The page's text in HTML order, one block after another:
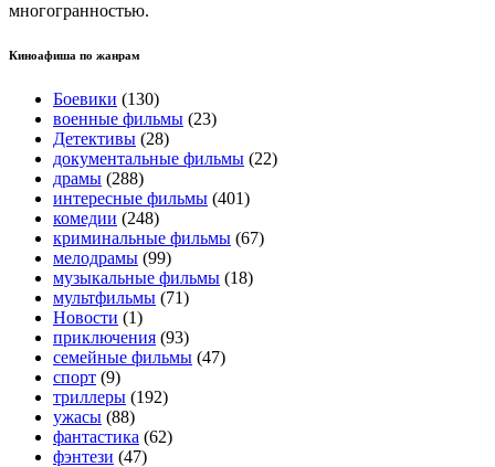
многогранностью.
Киноафиша по жанрам
Боевики (130)
военные фильмы (23)
Детективы (28)
документальные фильмы (22)
драмы (288)
интересные фильмы (401)
комедии (248)
криминальные фильмы (67)
мелодрамы (99)
музыкальные фильмы (18)
мультфильмы (71)
Новости (1)
приключения (93)
семейные фильмы (47)
спорт (9)
триллеры (192)
ужасы (88)
фантастика (62)
фэнтези (47)